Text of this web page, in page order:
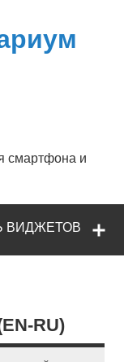
смартфона и
ВИДЖЕТОВ
RU)